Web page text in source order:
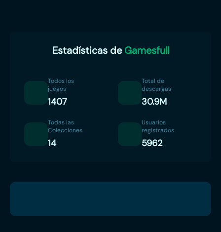
Estadísticas deGamesfull
Todos los
juegos
1407
Total de
descargas
30.9M
Todas las
Colecciones
14
Usuarios
registrados
5962